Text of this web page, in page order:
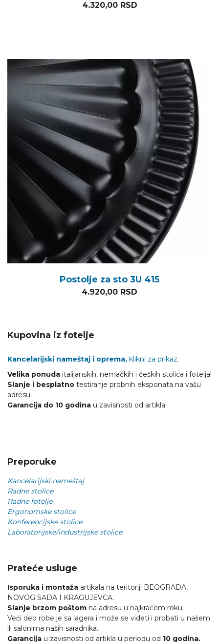
4.320,00 RSD
Postolje za sto 3U 415
4.920,00 RSD
Kupovina iz fotelje
Kancelarijski nameštaj i oprema, klikni za prikaz.
Velika ponuda italijanskih, nemačkih i čeških stolica i fotelja!
Slanje i besplatno testiranje probnih eksponata na vašu
adresu.
Garancija do 10 godina u zavisnosti od artikla.
Preporuke
Kancelarijski nameštaj
Radne stolice
Radne fotelje
Ergonomske stolice
Konferencijske stolice
Laboratorijske/industrijske stolice
Prateće usluge
Isporuka i montaža artikala na teritoriji BEOGRADA,
NOVOG SADA I KRAGUJEVCA.
Slanje brzom poštom na adresu u najkraćem roku.
Veći deo robe je sa lagera i može se videti i probati u našem
ili salonima naših saradnika.
Garancija u zavisnosti od artikla u periodu od 10 godina.